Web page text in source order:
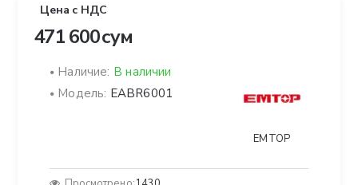
Цена с НДС
471 600 сум
Наличие: В наличии
Модель: EABR6001
EMTOP